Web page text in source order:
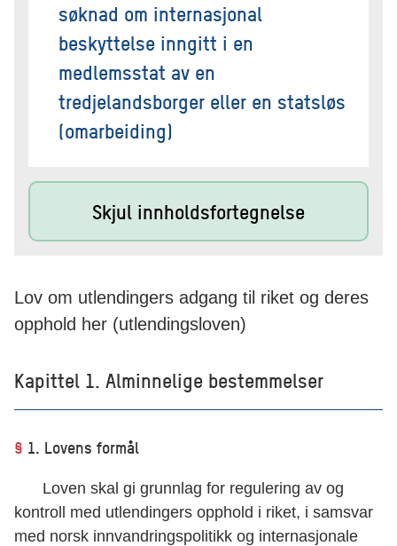
søknad om internasjonal
beskyttelse inngitt i en
medlemsstat av en
tredjelandsborger eller en statsløs
(omarbeiding)
Skjul innholdsfortegnelse
Lov om utlendingers adgang til riket og deres
opphold her (utlendingsloven)
Kapittel 1. Alminnelige bestemmelser
§ 1. Lovens formål
Loven skal gi grunnlag for regulering av og
kontroll med utlendingers opphold i riket, i samsvar
med norsk innvandringspolitikk og internasjonale